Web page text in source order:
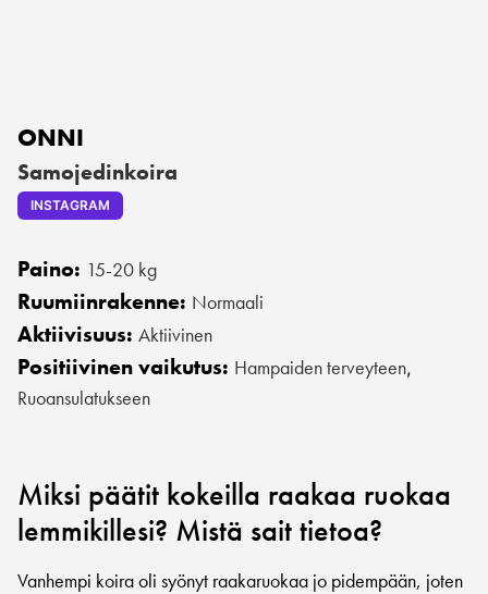
ONNI
Samojedinkoira
INSTAGRAM
Paino: 15-20 kg
Ruumiinrakenne: Normaali
Aktiivisuus: Aktiivinen
Positiivinen vaikutus: Hampaiden terveyteen,
Ruoansulatukseen
Miksi päätit kokeilla raakaa ruokaa
lemmikillesi? Mistä sait tietoa?
Vanhempi koira oli syönyt raakaruokaa jo pidempään, joten